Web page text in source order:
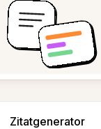
Zitatgenerator